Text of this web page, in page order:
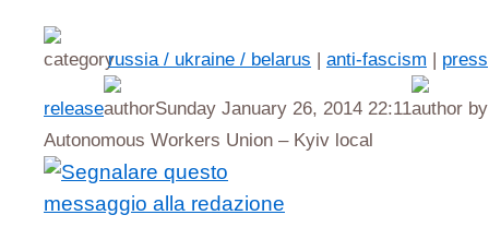
russia / ukraine / belarus | anti-fascism | press
release Sunday January 26, 2014 22:11
by
Autonomous Workers Union – Kyiv local